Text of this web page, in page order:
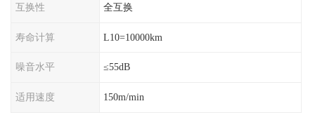
互换性 全互换
寿命计算 L10=10000km
噪音水平 ≤55dB
适用速度 150m/min